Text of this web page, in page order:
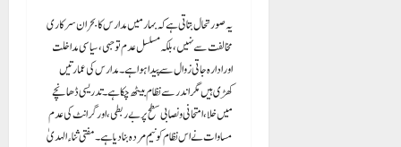
یہ صورتحال بتاتی ہے کہ بہار میں مدارس کا بحران سرکاری
مخالفت سے نہیں، بلکہ مسلسل عدم توجہی، سیاسی مداخلت
اور ادارہ جاتی زوال سے پیدا ہوا ہے۔ مدارس کی عمارتیں
کھڑی ہیں مگر اندر سے نظام بیٹھ چکا ہے۔ تدریسی ڈھانچے
میں خلا، امتحانی و نصابی سطح پر بے ربطی، اور گرانٹ کی عدم
مساوات نے اس نظام کو نیم مردہ بنا دیا ہے۔ مفتی ثناء الہدیٰ